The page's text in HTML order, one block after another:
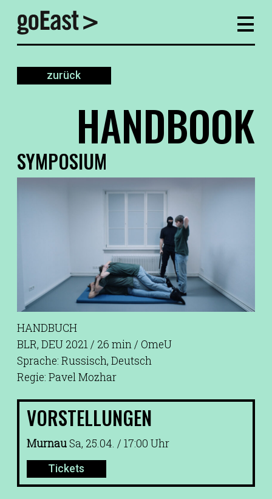
zurück
HANDBOOK
SYMPOSIUM
HANDBUCH
BLR, DEU 2021 / 26 min / OmeU
Sprache: Russisch, Deutsch
Regie: Pavel Mozhar
VORSTELLUNGEN
MurnauSa, 25.04. / 17:00 Uhr
Tickets